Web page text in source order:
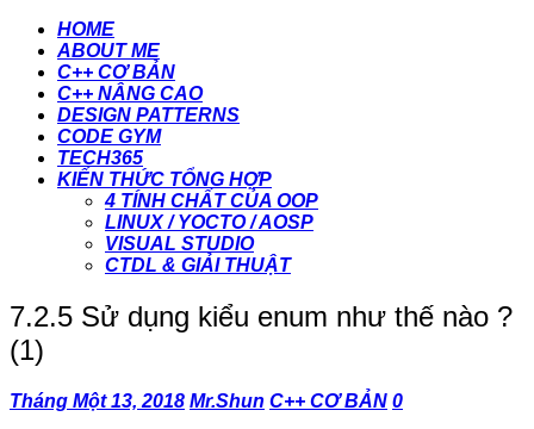
HOME
ABOUT ME
C++ CƠ BẢN
C++ NÂNG CAO
DESIGN PATTERNS
CODE GYM
TECH365
KIẾN THỨC TỔNG HỢP
4 TÍNH CHẤT CỦA OOP
LINUX / YOCTO / AOSP
VISUAL STUDIO
CTDL & GIẢI THUẬT
7.2.5 Sử dụng kiểu enum như thế nào ?
(1)
Tháng Một 13, 2018 Mr.Shun C++ CƠ BẢN 0